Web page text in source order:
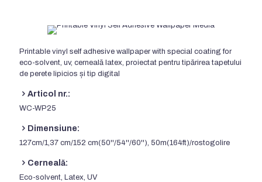
Printable vinyl self adhesive wallpaper with special coating for
eco-solvent, uv, cerneală latex, proiectat pentru tipărirea tapetului
de perete lipicios și tip digital
Articol nr.:
WC-WP25
Dimensiune:
127cm/1,37 cm/152 cm(50''/54''/60''), 50m(164ft)/rostogolire
Cerneală:
Eco-solvent, Latex, UV